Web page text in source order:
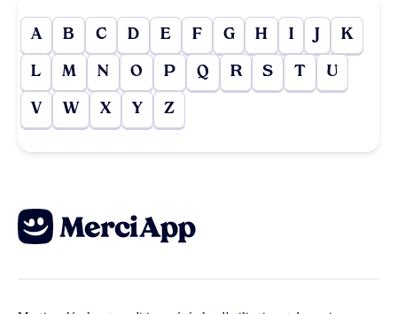
A B C D E F G H I J K
L M N O P Q R S T U
V W X Y Z